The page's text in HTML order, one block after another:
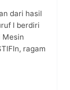
dari hasil
I berdiri
Mesin
ragam